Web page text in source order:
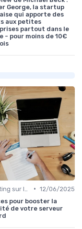
George, la startup
qui apporte des
aux petites
partout dans le
- pour moins de 10€
• 12/06/2025
pour booster la
de votre serveur